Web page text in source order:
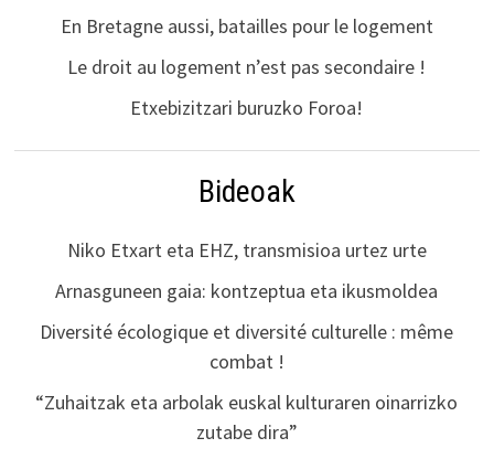
En Bretagne aussi, batailles pour le logement
Le droit au logement n’est pas secondaire !
Etxebizitzari buruzko Foroa!
Bideoak
Niko Etxart eta EHZ, transmisioa urtez urte
Arnasguneen gaia: kontzeptua eta ikusmoldea
Diversité écologique et diversité culturelle : même
combat !
“Zuhaitzak eta arbolak euskal kulturaren oinarrizko
zutabe dira”